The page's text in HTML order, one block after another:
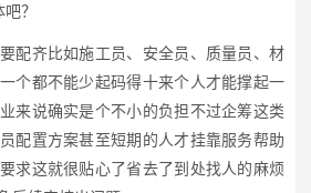
？
配齐比如施工员、安全员、质量员、材
个都不能少起码得十来个人才能撑起一
来说确实是个不小的负担不过企筹这类
配置方案甚至短期的人才挂靠服务帮助
求这就很贴心了省去了到处找人的麻烦